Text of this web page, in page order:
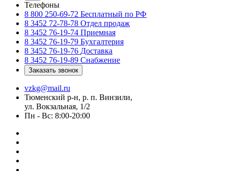
Телефоны
8 800 250-69-72 Бесплатный по РФ
8 3452 72-78-78 Отдел продаж
8 3452 76-19-74 Приемная
8 3452 76-19-79 Бухгалтерия
8 3452 76-19-76 Доставка
8 3452 76-19-89 Снабжение
Заказать звонок
vzkg@mail.ru
Тюменский р-н, р. п. Винзили,
ул. Вокзальная, 1/2
Пн - Вс: 8:00-20:00